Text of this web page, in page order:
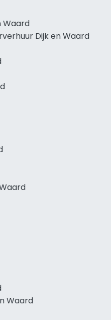
Waard
Dijk en Waard
Waard